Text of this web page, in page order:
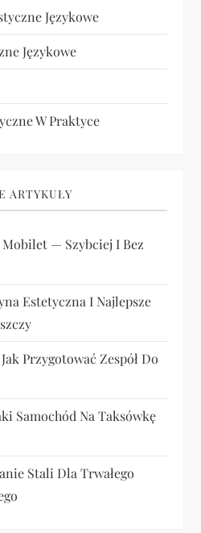
Językowe
Językowe
W Praktyce
ARTYKUŁY
Mobilet — Szybciej I Bez
Estetyczna I Najlepsze
Przygotować Zespół Do
Samochód Na Taksówkę
Stali Dla Trwałego